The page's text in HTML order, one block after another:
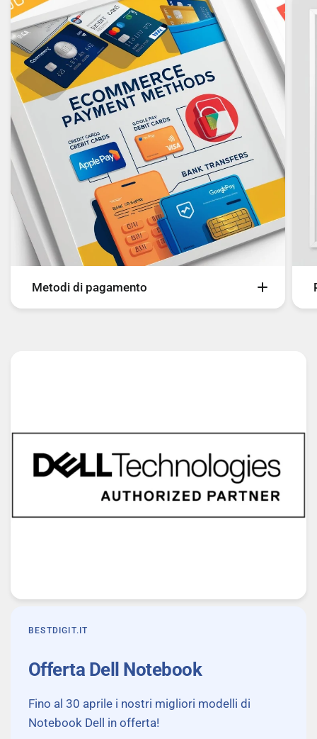
- SeQura
- Google Pay
Metodi di pagamento
BESTDIGIT.IT
Offerta Dell Notebook
Fino al 30 aprile i nostri migliori modelli di
Notebook Dell in offerta!